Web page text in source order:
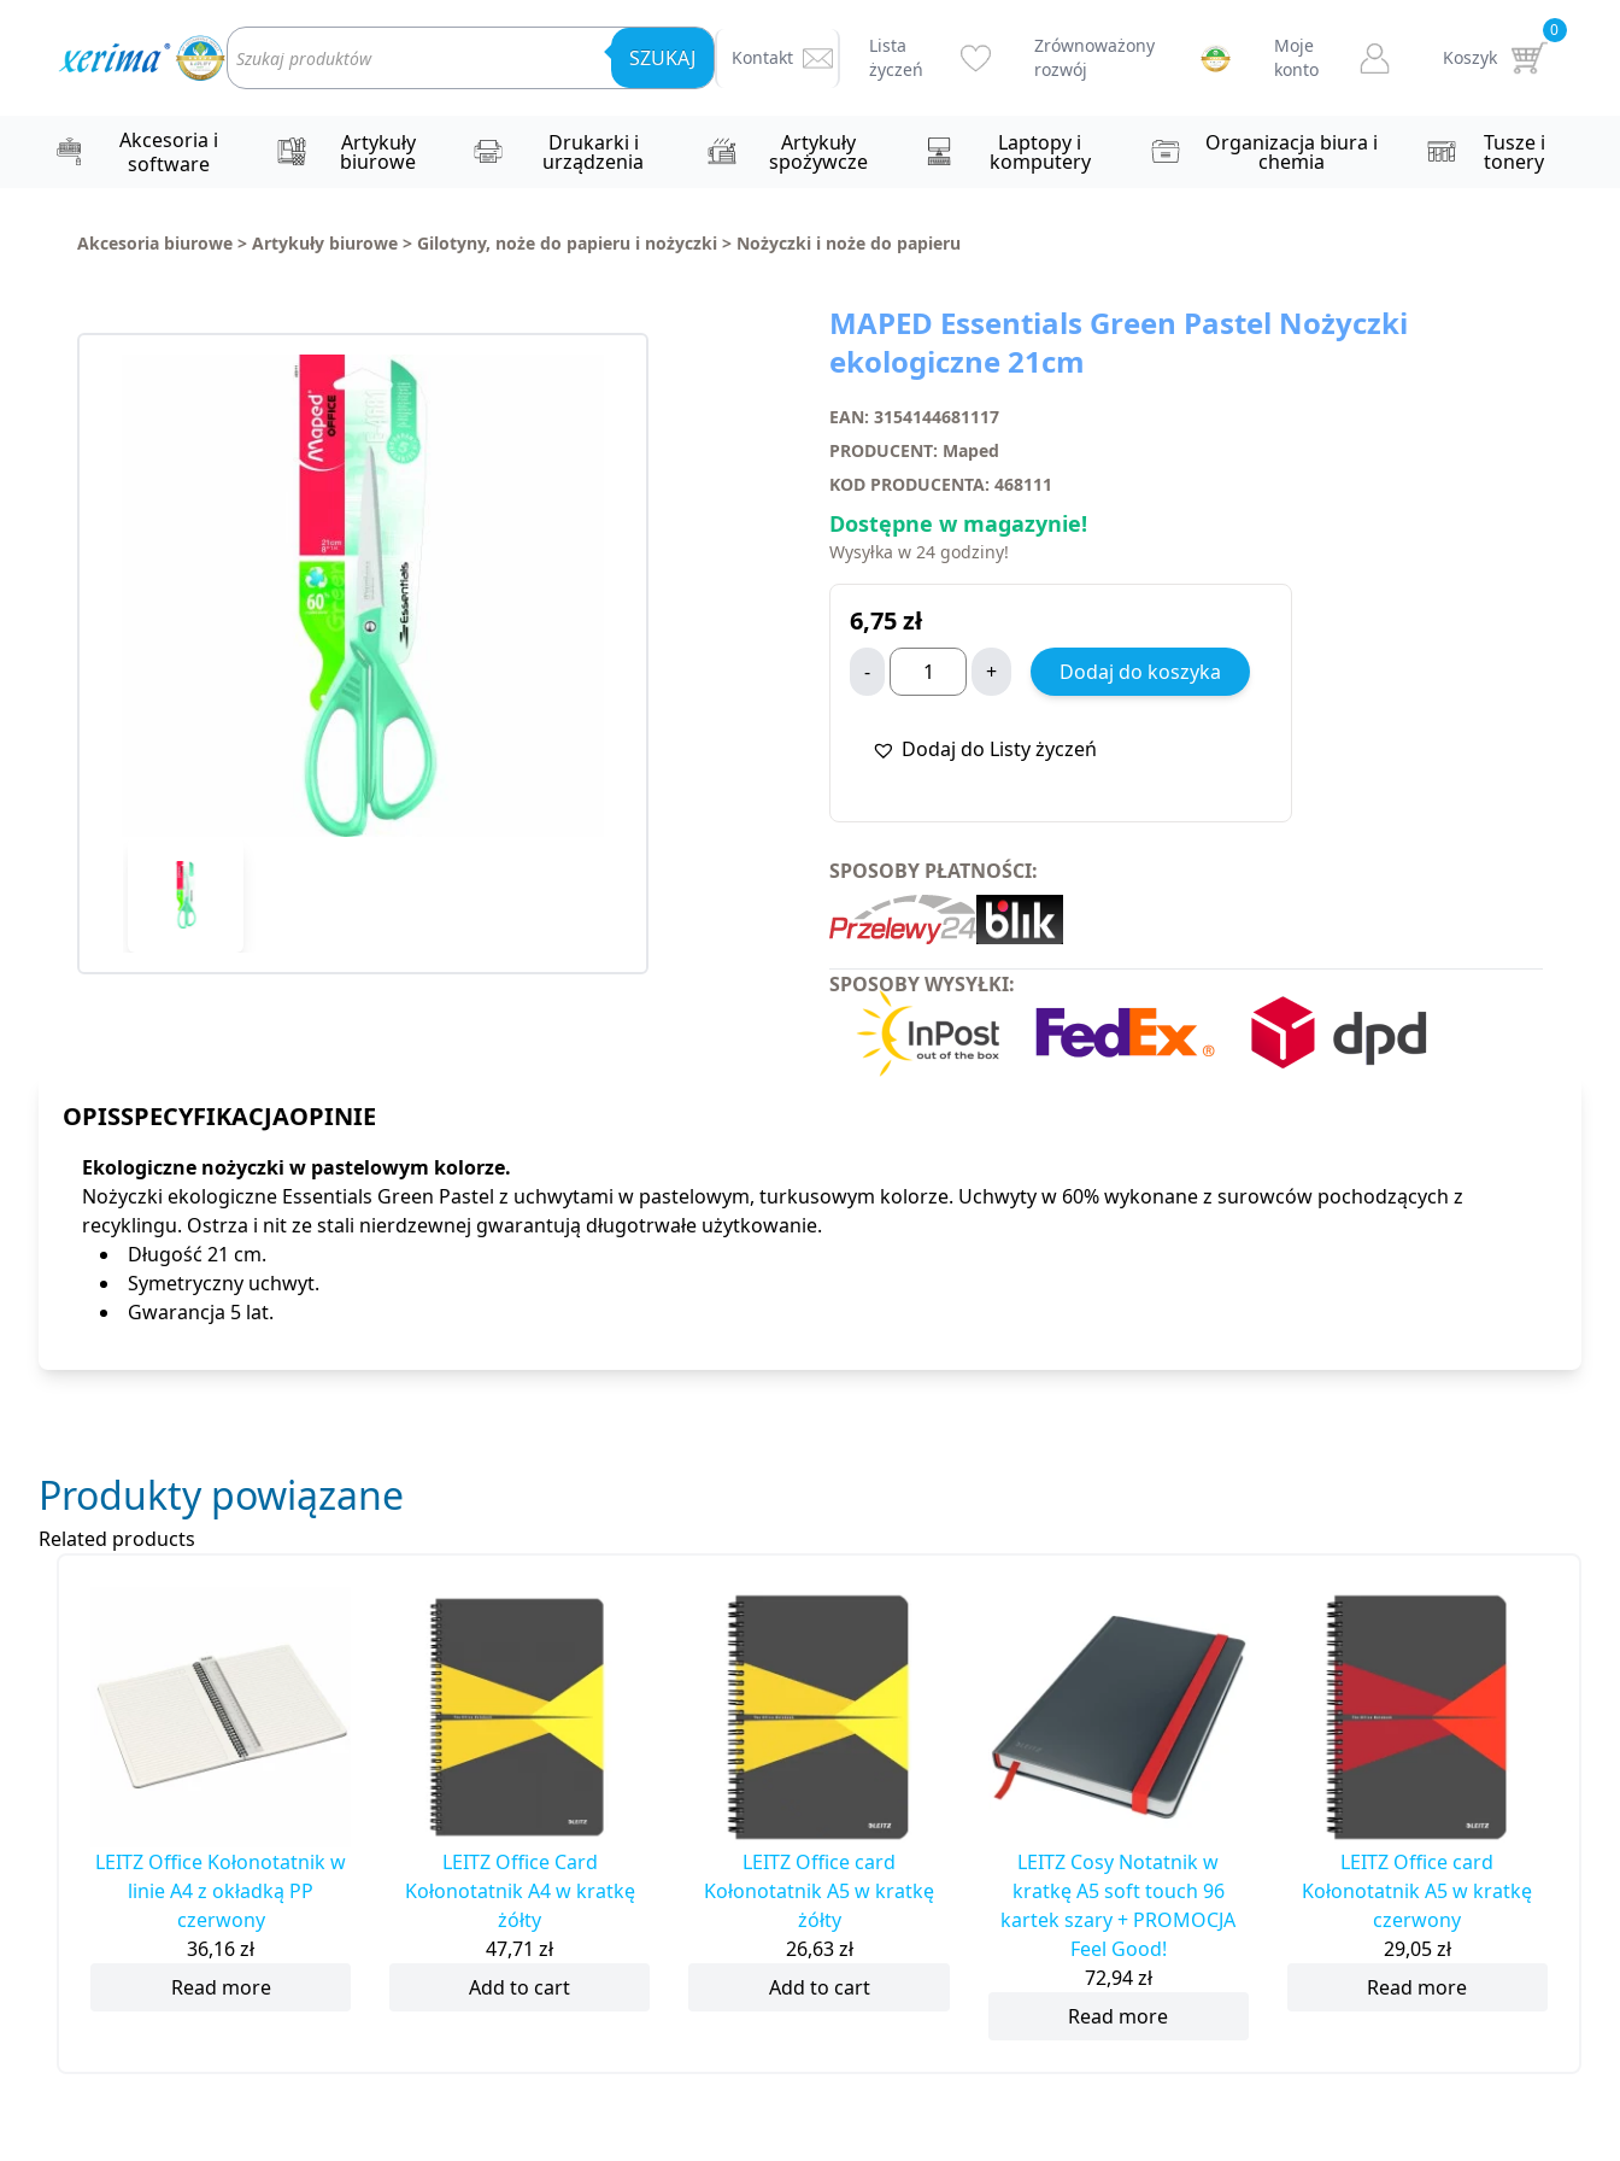
Wyszukiwarka
produktów SZUKAJ Kontakt
Lista
życzeń
Zrównoważony
rozwój
Moje
konto
Koszyk
0
Akcesoria i
software
Artykuły
biurowe
Drukarki i
urządzenia
Artykuły
spożywcze
Laptopy i
komputery
Organizacja biura i
chemia
Tusze i
tonery
Akcesoria biurowe > Artykuły biurowe > Gilotyny, noże do papieru i nożyczki > Nożyczki i noże do papieru
MAPED Essentials Green Pastel Nożyczki
ekologiczne 21cm
EAN: 3154144681117
PRODUCENT: Maped
KOD PRODUCENTA: 468111
Dostępne w magazynie!
Wysyłka w 24 godziny!
6,75zł
- + Dodaj do koszyka
Dodaj do Listy życzeń
SPOSOBY PŁATNOŚCI:
SPOSOBY WYSYŁKI:
OPISSPECYFIKACJAOPINIE
Ekologiczne nożyczki w pastelowym kolorze.
Nożyczki ekologiczne Essentials Green Pastel z uchwytami w pastelowym, turkusowym kolorze. Uchwyty w 60% wykonane z surowców pochodzących z
recyklingu. Ostrza i nit ze stali nierdzewnej gwarantują długotrwałe użytkowanie.
Długość 21 cm.
Symetryczny uchwyt.
Gwarancja 5 lat.
Produkty powiązane
Related products
LEITZ Office Kołonotatnik w
linie A4 z okładką PP
czerwony
36,16zł
Read more
LEITZ Office Card
Kołonotatnik A4 w kratkę
żółty
47,71zł
Add to cart
LEITZ Office card
Kołonotatnik A5 w kratkę
żółty
26,63zł
Add to cart
LEITZ Cosy Notatnik w
kratkę A5 soft touch 96
kartek szary + PROMOCJA
Feel Good!
72,94zł
Read more
LEITZ Office card
Kołonotatnik A5 w kratkę
czerwony
29,05zł
Read more